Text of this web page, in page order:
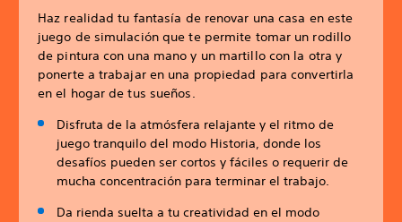
Haz realidad tu fantasía de renovar una casa en este
juego de simulación que te permite tomar un rodillo
de pintura con una mano y un martillo con la otra y
ponerte a trabajar en una propiedad para convertirla
en el hogar de tus sueños.
Disfruta de la atmósfera relajante y el ritmo de
juego tranquilo del modo Historia, donde los
desafíos pueden ser cortos y fáciles o requerir de
mucha concentración para terminar el trabajo.
Da rienda suelta a tu creatividad en el modo